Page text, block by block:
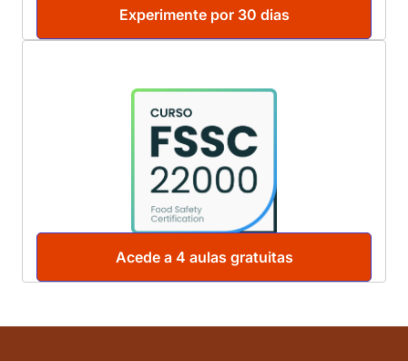
Experimente por 30 dias
Acede a 4 aulas gratuitas